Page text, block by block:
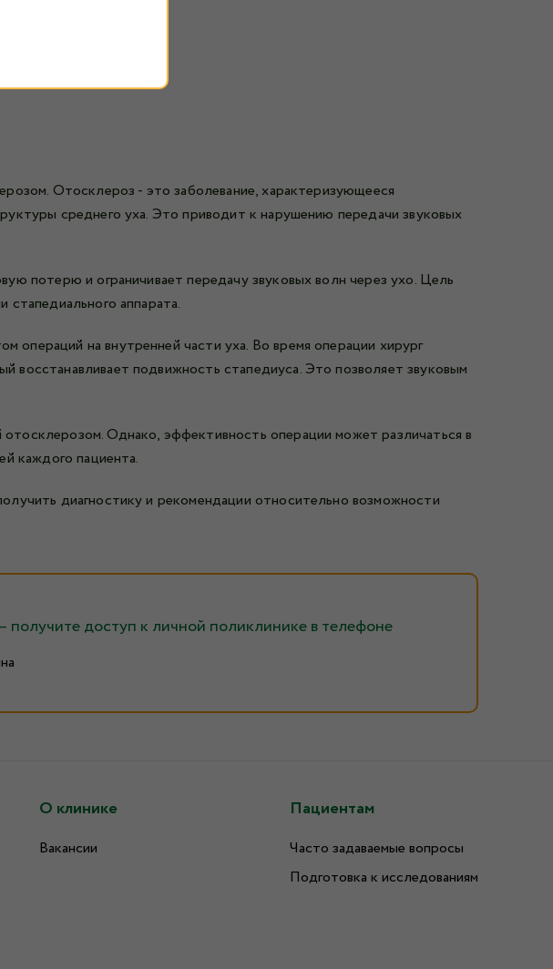
Отосклероз - это заболевание, характеризующееся
среднего уха. Это приводит к нарушению передачи звуковых
потерю и ограничивает передачу звуковых волн через ухо. Цель
аппарата.
на внутренней части уха. Во время операции хирург
подвижность стапедиуса. Это позволяет звуковым
Однако, эффективность операции может различаться в
каждого пациента.
диагностику и рекомендации относительно возможности
получите доступ к личной поликлинике в телефоне
О клинике
Вакансии
Пациентам
Часто задаваемые вопросы
Подготовка к исследованиям